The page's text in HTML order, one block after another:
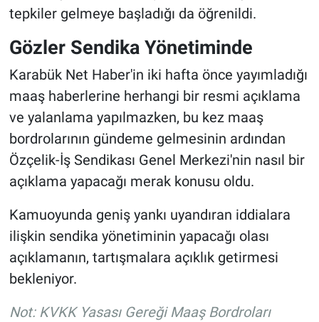
tepkiler gelmeye başladığı da öğrenildi.
Gözler Sendika Yönetiminde
Karabük Net Haber'in iki hafta önce yayımladığı
maaş haberlerine herhangi bir resmi açıklama
ve yalanlama yapılmazken, bu kez maaş
bordrolarının gündeme gelmesinin ardından
Özçelik-İş Sendikası Genel Merkezi'nin nasıl bir
açıklama yapacağı merak konusu oldu.
Kamuoyunda geniş yankı uyandıran iddialara
ilişkin sendika yönetiminin yapacağı olası
açıklamanın, tartışmalara açıklık getirmesi
bekleniyor.
Not: KVKK Yasası Gereği Maaş Bordroları